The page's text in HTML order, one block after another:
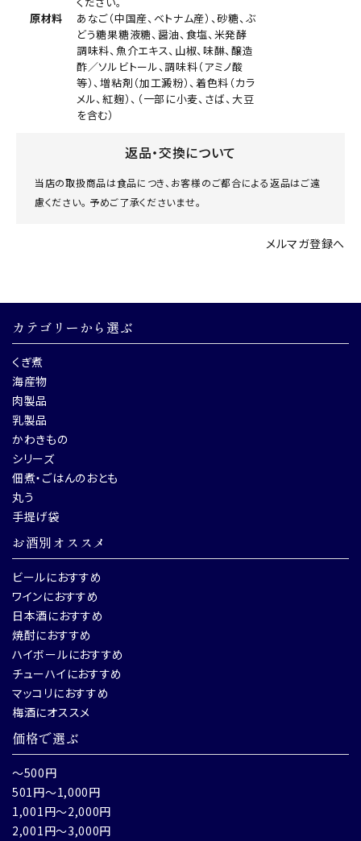
原材料
あなご（中国産、ベトナム産）、砂糖、ぶ
どう糖果糖液糖、醤油、食塩、米発酵
調味料、魚介エキス、山椒、味醂、醸造
酢／ソルビトール、調味料（アミノ酸
等）、増粘剤（加工澱粉）、着色料（カラ
メル、紅麹）、（一部に小麦、さば、大豆
を含む）
返品・交換について
当店の取扱商品は食品につき、お客様のご都合による返品はご遠
慮ください。 予めご了承くださいませ。
メルマガ登録へ
カテゴリーから選ぶ
くぎ煮
海産物
肉製品
乳製品
かわきもの
シリーズ
佃煮・ごはんのおとも
丸う
手提げ袋
お酒別オススメ
ビールにおすすめ
ワインにおすすめ
日本酒におすすめ
焼酎におすすめ
ハイボールにおすすめ
チューハイにおすすめ
マッコリにおすすめ
梅酒にオススメ
価格で選ぶ
～500円
501円～1,000円
1,001円～2,000円
2,001円～3,000円